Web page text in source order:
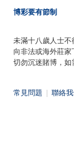
博彩要有節制
未滿十八歲人士不
向非法或海外莊家
切勿沉迷賭博，如
常見問題 聯絡